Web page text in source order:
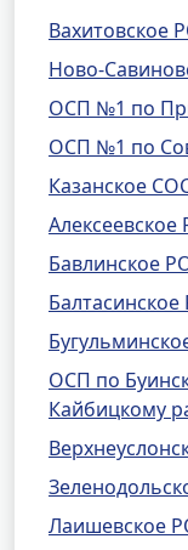
Вахитовское
Ново-
ОСП №1 по
ОСП №1 по
Казанское
Бавлинское
ОСП по
Кайбицкому
Лаишевское